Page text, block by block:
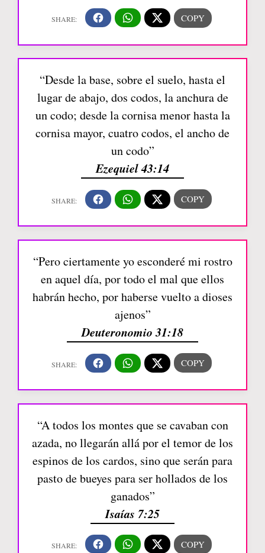
“Desde la base, sobre el suelo, hasta el
lugar de abajo, dos codos, la anchura de
un codo; desde la cornisa menor hasta la
cornisa mayor, cuatro codos, el ancho de
un codo”
Ezequiel 43:14
“Pero ciertamente yo esconderé mi rostro
en aquel día, por todo el mal que ellos
habrán hecho, por haberse vuelto a dioses
ajenos”
Deuteronomio 31:18
“A todos los montes que se cavaban con
azada, no llegarán allá por el temor de los
espinos de los cardos, sino que serán para
pasto de bueyes para ser hollados de los
ganados”
Isaías 7:25